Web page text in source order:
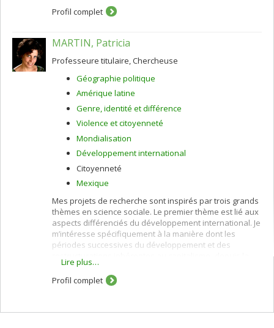
Profil complet
MARTIN, Patricia
Professeure titulaire, Chercheuse
Géographie politique
Amérique latine
Genre, identité et différence
Violence et citoyenneté
Mondialisation
Développement international
Citoyenneté
Mexique
Mes projets de recherche sont inspirés par trois grands
thèmes en science sociale. Le premier thème est lié aux
aspects différenciés du développement international. Je
m’intéresse spécifiquement à la manière dont les
périodes successives du développement et des
période expansionniste coloniale jusqu’à la période de
globalisation actuelle -ont profondément affecté les
processus de construction et de déconstruction des
pouvoir est le deuxième grand thème qui inspire mes
Lire plus…
Profil complet